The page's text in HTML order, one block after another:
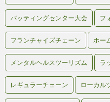
バッティングセンター大会 フ
フランチャイズチェーン ホー
メンタルヘルスツーリズム ラ
レギュラーチェーン ローカル